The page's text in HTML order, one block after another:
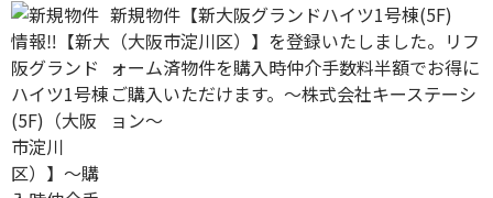
新規物件【新大阪グランドハイツ1号棟(5F)
（大阪市淀川区）】を登録いたしました。リフ
ォーム済物件を購入時仲介手数料半額でお得に
ご購入いただけます。～株式会社キーステーシ
ョン～